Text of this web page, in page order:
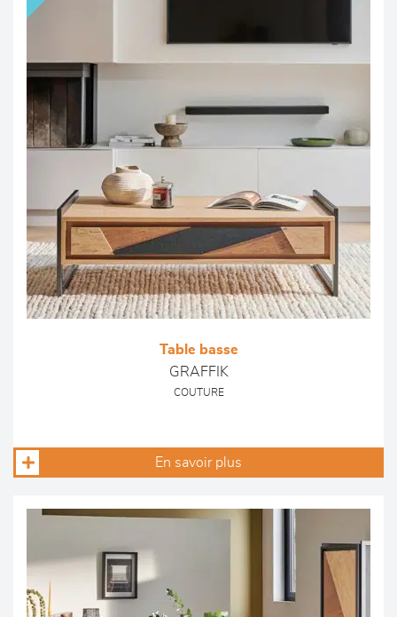
Table basse
GRAFFIK
COUTURE
En savoir plus